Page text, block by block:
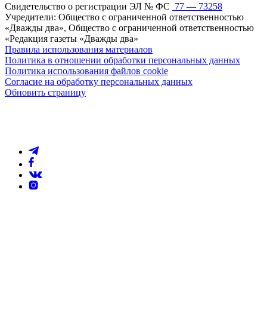
Свидетельство о регистрации ЭЛ № ФС 77 — 73258
Учредители: Общество с ограниченной ответственностью
«Дважды два», Общество с ограниченной ответственностью
«Редакция газеты «Дважды два»
Правила использования материалов
Политика в отношении обработки персональных данных
Политика использования файлов cookie
Согласие на обработку персональных данных
Обновить страницу